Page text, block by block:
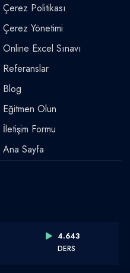
Çerez Politikası
Çerez Yönetimi
Online Excel Sınavı
Referanslar
Blog
Eğitmen Olun
İletişim Formu
Ana Sayfa
4.643
DERS